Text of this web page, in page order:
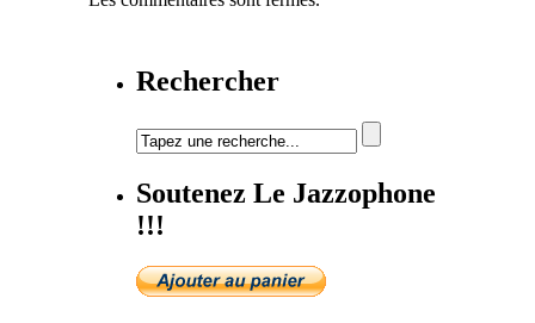
Rechercher
Soutenez Le Jazzophone
!!!